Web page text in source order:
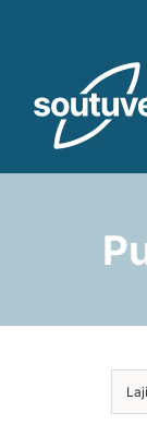
Perämoottorit